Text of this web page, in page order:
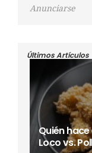
Anunciarse
Últimos Artículos
Quién hace
Loco vs.